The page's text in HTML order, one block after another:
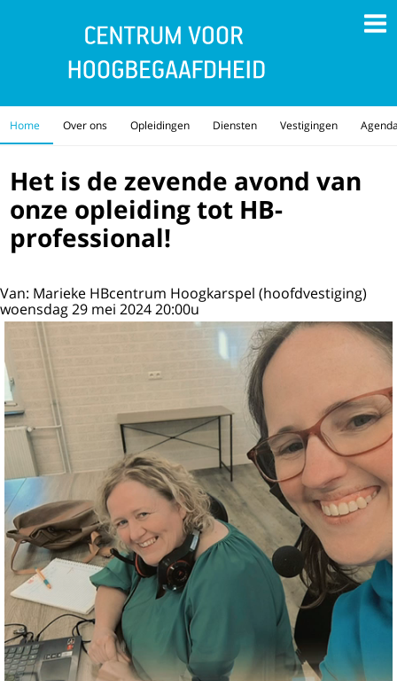
Home Over ons Opleidingen Diensten Vestigingen
Het is de zevende avond van
onze opleiding tot HB-
professional!
Van: Marieke HBcentrum Hoogkarspel (hoofdvestiging)
woensdag 29 mei 2024 20:00u